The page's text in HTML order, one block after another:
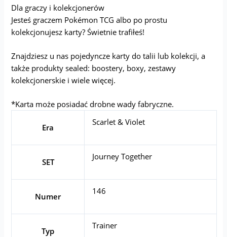
Dla graczy i kolekcjonerów
Jesteś graczem Pokémon TCG albo po prostu
kolekcjonujesz karty? Świetnie trafiłeś!
Znajdziesz u nas pojedyncze karty do talii lub kolekcji, a
także produkty sealed: boostery, boxy, zestawy
kolekcjonerskie i wiele więcej.
*Karta może posiadać drobne wady fabryczne.
Era
Scarlet & Violet
SET
Journey Together
Numer
146
Typ
Trainer